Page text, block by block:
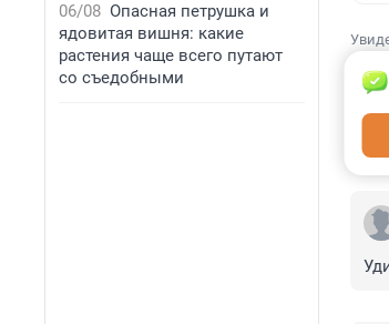
06/08 Опасная петрушка и
ядовитая вишня: какие
растения чаще всего путают
со съедобными